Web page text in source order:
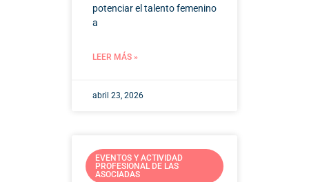
potenciar el talento femenino
a
LEER MÁS »
abril 23, 2026
EVENTOS Y ACTIVIDAD
PROFESIONAL DE LAS
ASOCIADAS